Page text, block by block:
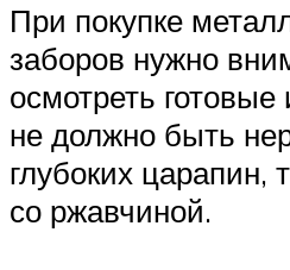
При покупке
заборов нужно
осмотреть
не должно быть
глубоких царапин,
со ржавчиной.